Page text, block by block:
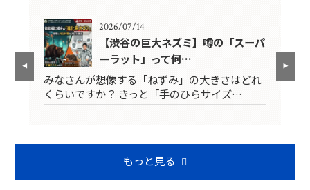
2026/07/14
【渋谷の巨大ネズミ】噂の「スーパ
ーラット」って何…
みなさんが想像する「ねずみ」の大きさはどれ
くらいですか？ きっと「手のひらサイズ…
もっと見る